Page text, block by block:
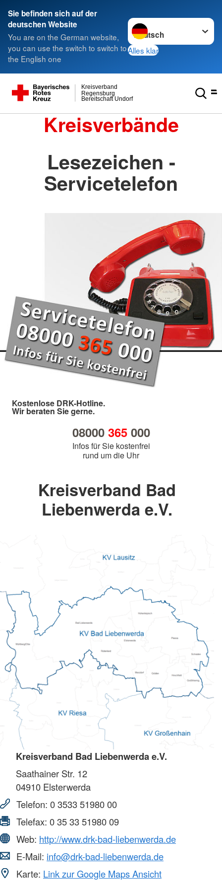
Sie befinden sich auf der
deutschen Website
You are on the German website,
you can use the switch to switch to
the English one
Sprache wechseln zu
Alles klar
Bereitschaft Undorf
Regensburg
Kreisverband
Kreisverbände
Lesezeichen -
Servicetelefon
Kostenlose DRK-Hotline.
Wir beraten Sie gerne.
08000 365000
Infos für Sie kostenfrei
rund um die Uhr
Kreisverband Bad
Liebenwerda e.V.
Kreisverband Bad Liebenwerda e.V.
Saathainer Str. 12
04910 Elsterwerda
Telefon: 0 3533 51980 00
Telefax: 0 35 33 51980 09
Web: http://www.drk-bad-liebenwerda.de
E-Mail: info@drk-bad-liebenwerda.de
Karte: Link zur Google Maps Ansicht